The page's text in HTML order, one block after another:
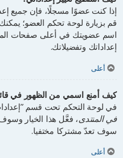
إذا كنت عضوًا مسجلًا، فإن جميع
قم بزيارة لوحة تحكم العضو؛
اسم عضويتك في أعلى صفحات
إعداداتك وتفضيلاتك.
أعلى
كيف أمنع اسمي من الظهور في
في لوحة التحكم تحت قسم
في المنتدى، فعَّل هذا الخيار
سوف تعدّ مشتركا مختفيا.
أعلى